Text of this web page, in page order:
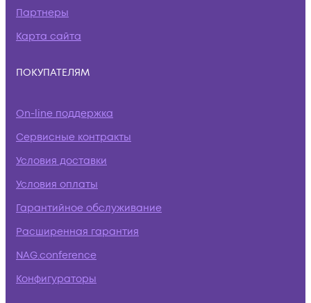
Партнеры
Карта сайта
ПОКУПАТЕЛЯМ
On-line поддержка
Сервисные контракты
Условия доставки
Условия оплаты
Гарантийное обслуживание
Расширенная гарантия
NAG.conference
Конфигураторы